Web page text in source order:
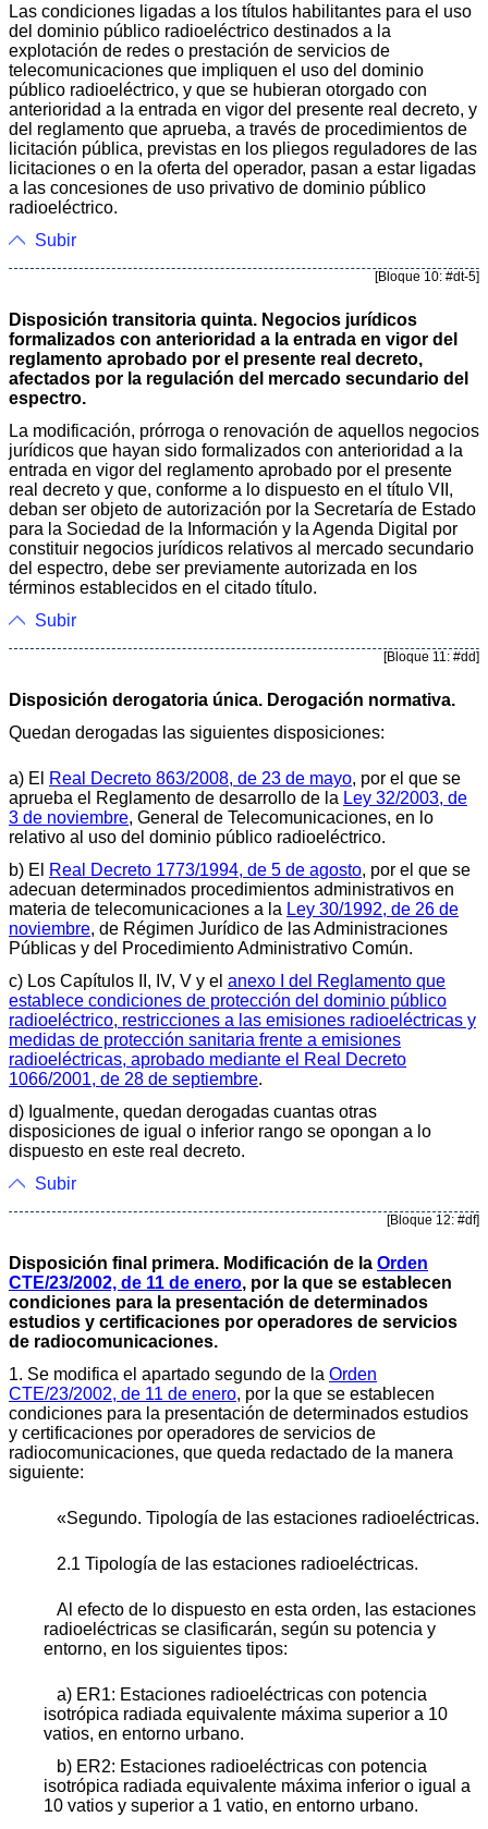
Las condiciones ligadas a los títulos habilitantes para el uso
del dominio público radioeléctrico destinados a la
explotación de redes o prestación de servicios de
telecomunicaciones que impliquen el uso del dominio
público radioeléctrico, y que se hubieran otorgado con
anterioridad a la entrada en vigor del presente real decreto, y
del reglamento que aprueba, a través de procedimientos de
licitación pública, previstas en los pliegos reguladores de las
licitaciones o en la oferta del operador, pasan a estar ligadas
a las concesiones de uso privativo de dominio público
radioeléctrico.
Subir
[Bloque 10: #dt-5]
Disposición transitoria quinta. Negocios jurídicos
formalizados con anterioridad a la entrada en vigor del
reglamento aprobado por el presente real decreto,
afectados por la regulación del mercado secundario del
espectro.
La modificación, prórroga o renovación de aquellos negocios
jurídicos que hayan sido formalizados con anterioridad a la
entrada en vigor del reglamento aprobado por el presente
real decreto y que, conforme a lo dispuesto en el título VII,
deban ser objeto de autorización por la Secretaría de Estado
para la Sociedad de la Información y la Agenda Digital por
constituir negocios jurídicos relativos al mercado secundario
del espectro, debe ser previamente autorizada en los
términos establecidos en el citado título.
Subir
[Bloque 11: #dd]
Disposición derogatoria única. Derogación normativa.
Quedan derogadas las siguientes disposiciones:
a) El Real Decreto 863/2008, de 23 de mayo, por el que se
aprueba el Reglamento de desarrollo de la Ley 32/2003, de
3 de noviembre, General de Telecomunicaciones, en lo
relativo al uso del dominio público radioeléctrico.
b) El
Real Decreto 1773/1994, de 5 de agosto, por el que se
adecuan determinados procedimientos administrativos en
materia de telecomunicaciones a la Ley 30/1992, de 26 de
noviembre, de Régimen Jurídico de las Administraciones
Públicas y del Procedimiento Administrativo Común.
c) Los Capítulos II, IV, V y el anexo I del Reglamento que
establece condiciones de protección del dominio público
radioeléctrico, restricciones a las emisiones radioeléctricas y
medidas de protección sanitaria frente a emisiones
radioeléctricas, aprobado mediante el Real Decreto
1066/2001, de 28 de septiembre.
d) Igualmente, quedan derogadas cuantas otras
disposiciones de igual o inferior rango se opongan a lo
dispuesto en este real decreto.
Subir
[Bloque 12: #df]
Disposición final primera. Modificación de la Orden
CTE/23/2002, de 11 de enero, por la que se establecen
condiciones para la presentación de determinados
estudios y certificaciones por operadores de servicios
de radiocomunicaciones.
1. Se modifica el apartado segundo de la Orden
CTE/23/2002, de 11 de enero, por la que se establecen
condiciones para la presentación de determinados estudios
y certificaciones por operadores de servicios de
radiocomunicaciones, que queda redactado de la manera
siguiente:
«Segundo. Tipología de las estaciones radioeléctricas.
2.1 Tipología de las estaciones radioeléctricas.
Al efecto de lo dispuesto en esta orden, las estaciones
radioeléctricas se clasificarán, según su potencia y
entorno, en los siguientes tipos:
a) ER1: Estaciones radioeléctricas con potencia
isotrópica radiada equivalente máxima superior a 10
vatios, en entorno urbano.
b) ER2: Estaciones radioeléctricas con potencia
isotrópica radiada equivalente máxima inferior o igual a
10 vatios y superior a 1 vatio, en entorno urbano.